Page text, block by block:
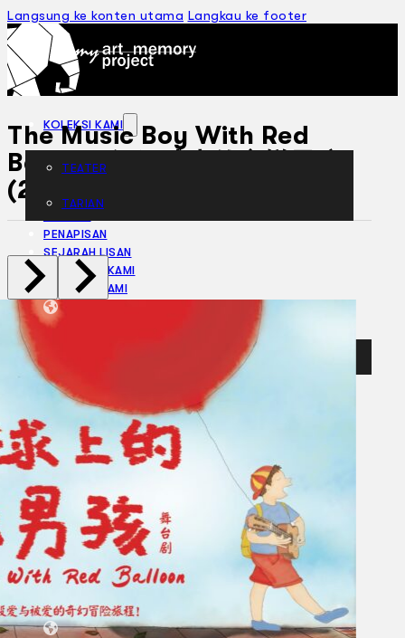
Langsung ke konten utama Langkau ke footer
KOLEKSI KAMI
TEATER
TARIAN
PENAPISAN
SEJARAH LISAN
MENGENAI KAMI
HUBUNGI KAMI
Koleksi Kami
Teater
Tarian
Artikel
Penapisan
Sejarah Lisan
Hubungi Kami
BM
The Music Boy With Red
Balloon 紅氣球上的音樂男孩
(2017)